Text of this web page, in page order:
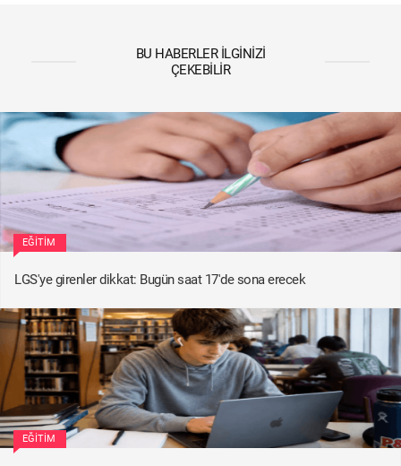
BU HABERLER İLGINIZI
ÇEKEBILIR
EĞITIM
LGS'ye girenler dikkat: Bugün saat 17'de sona erecek
EĞITIM